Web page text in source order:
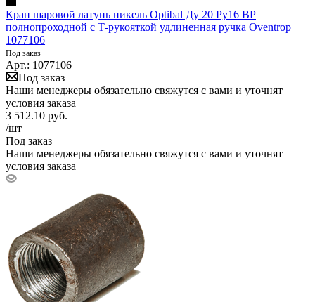
Кран шаровой латунь никель Optibal Ду 20 Ру16 ВР
полнопроходной с Т-рукояткой удлиненная ручка Oventrop
1077106
Под заказ
Арт.: 1077106
Под заказ
Наши менеджеры обязательно свяжутся с вами и уточнят
условия заказа
3 512.10 руб.
/шт
Под заказ
Наши менеджеры обязательно свяжутся с вами и уточнят
условия заказа